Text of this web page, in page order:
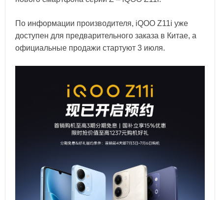
По информации производителя, iQOO Z11i уже
доступен для предварительного заказа в Китае, а
официальные продажи стартуют 3 июля.